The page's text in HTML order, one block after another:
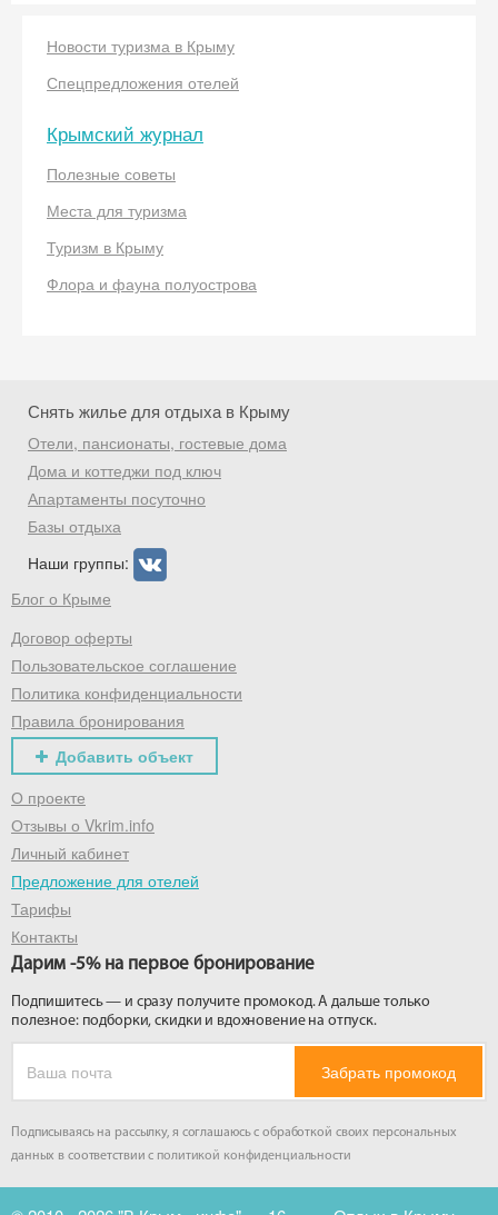
Новости туризма в Крыму
Спецпредложения отелей
Крымский журнал
Полезные советы
Места для туризма
Туризм в Крыму
Флора и фауна полуострова
Снять жилье для отдыха в Крыму
Отели, пансионаты, гостевые дома
Дома и коттеджи под ключ
Апартаменты посуточно
Базы отдыха
Наши группы:
Блог о Крыме
Договор оферты
Пользовательское соглашение
Политика конфиденциальности
Правила бронирования
Добавить объект
О проекте
Отзывы о Vkrim.info
Личный кабинет
Предложение для отелей
Тарифы
Контакты
Дарим -5% на первое бронирование
Подпишитесь — и сразу получите промокод. А дальше только
полезное: подборки, скидки и вдохновение на отпуск.
Забрать промокод
Подписываясь на рассылку, я соглашаюсь с обработкой своих персональных
данных в соответствии с политикой конфиденциальности
Скидка −5%
Хочешь дешевле? Оставь почту и получи
Получить промокод